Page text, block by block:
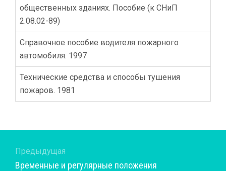
общественных зданиях. Пособие (к СНиП
2.08.02-89)
Справочное пособие водителя пожарного
автомобиля. 1997
Технические средства и способы тушения
пожаров. 1981
Предыдущая
Предыдущая
Временные и регулярные положения